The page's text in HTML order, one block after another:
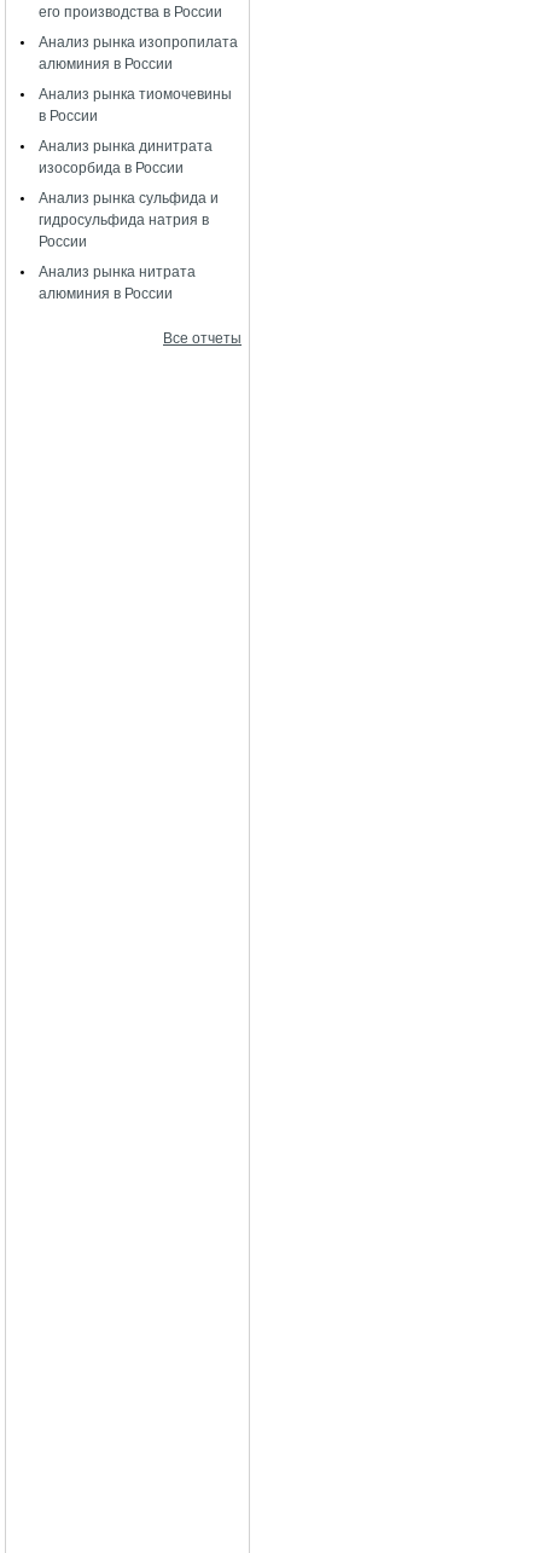
его производства в России
Анализ рынка изопропилата
алюминия в России
Анализ рынка тиомочевины
в России
Анализ рынка динитрата
изосорбида в России
Анализ рынка сульфида и
гидросульфида натрия в
России
Анализ рынка нитрата
алюминия в России
Все отчеты